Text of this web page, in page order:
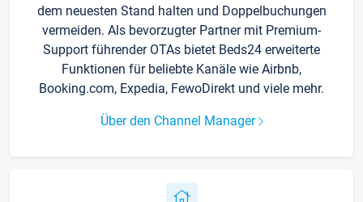
dem neuesten Stand halten und Doppelbuchungen
vermeiden. Als bevorzugter Partner mit Premium-
Support führender OTAs bietet Beds24 erweiterte
Funktionen für beliebte Kanäle wie Airbnb,
Booking.com, Expedia, FewoDirekt und viele mehr.
Über den Channel Manager